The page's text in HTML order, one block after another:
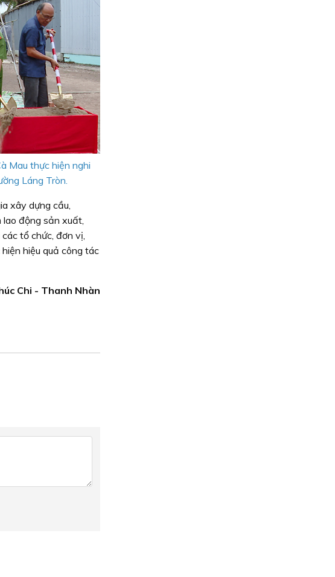
Mau thực hiện nghi
Láng Tròn.
xây dựng cầu,
lao động sản xuất,
tổ chức, đơn vị,
hiệu quả công tác
Chi - Thanh Nhàn